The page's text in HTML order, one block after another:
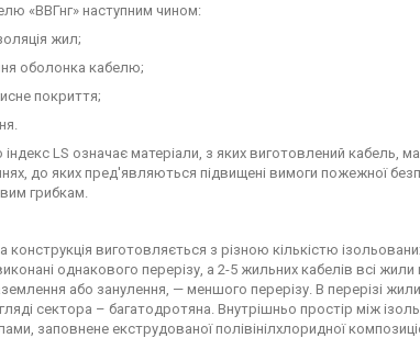
«ВВГнг» наступним чином:
жил;
оболонка кабелю;
покриття;
LS означає матеріали, з яких виготовлений кабель,
до яких пред'являються підвищені вимоги пожежної
грибкам.
виготовляється з різною кількістю
однакового перерізу, а 2-5 жильних кабелів всі
або занулення, — меншого перерізу. В перерізі
сектора – багатодротяна. Внутрішньо простір між
заповнене екструдованої полівінілхлоридної